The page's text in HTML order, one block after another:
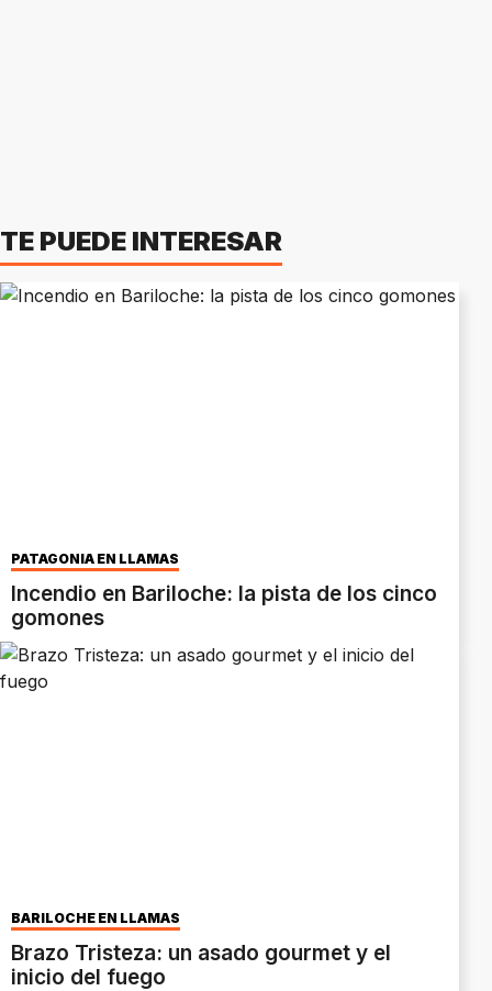
TE PUEDE INTERESAR
PATAGONIA EN LLAMAS
Incendio en Bariloche: la pista de los cinco
gomones
BARILOCHE EN LLAMAS
Brazo Tristeza: un asado gourmet y el
inicio del fuego